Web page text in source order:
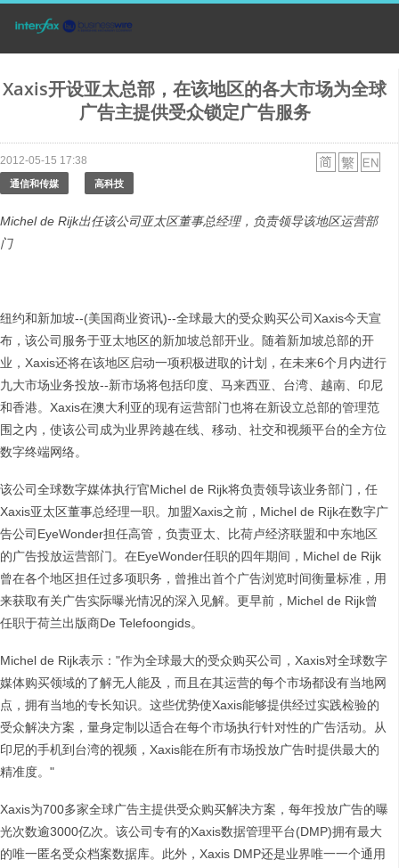
Xaxis开设亚太总部，在该地区的各大市场为全球
广告主提供受众锁定广告服务
2012-05-15 17:38
通信和传媒 高科技
Michel de Rijk出任该公司亚太区董事总经理， 负责领导该地区运营部
门
纽约和新加坡--(美国商业资讯)--全球最大的受众购买公司Xaxis今天宣
布，该公司服务于亚太地区的新加坡总部开业。随着新加坡总部的开
业，Xaxis还将在该地区启动一项积极进取的计划，在未来6个月内进行
九大市场业务投放--新市场将包括印度、马来西亚、台湾、越南、印尼
和香港。Xaxis在澳大利亚的现有运营部门也将在新设立总部的管理范
围之内，使该公司成为业界跨越在线、移动、社交和视频平台的全方位
数字终端网络。
该公司全球数字媒体执行官Michel de Rijk将负责领导该业务部门，任
Xaxis亚太区董事总经理一职。加盟Xaxis之前，Michel de Rijk在数字广
告公司EyeWonder担任高管，负责亚太、比荷卢经济联盟和中东地区
的广告投放运营部门。在EyeWonder任职的四年期间，Michel de Rijk
曾在各个地区担任过多项职务，曾推出首个广告浏览时间衡量标准，用
来获取有关广告实际曝光情况的深入见解。更早前，Michel de Rijk曾
任职于荷兰出版商De Telefoongids。
Michel de Rijk表示："作为全球最大的受众购买公司，Xaxis对全球数字
媒体购买领域的了解无人能及，而且在其运营的每个市场都设有当地网
点，拥有当地的专长知识。这些优势使Xaxis能够提供经过实践检验的
受众解决方案，量身定制以适合在每个市场执行针对性的广告活动。从
印尼的手机到台湾的视频，Xaxis能在所有市场投放广告时提供最大的
精准度。"
Xaxis为700多家全球广告主提供受众购买解决方案，每年投放广告的曝
光次数逾3000亿次。该公司专有的Xaxis数据管理平台(DMP)拥有最大
的唯一匿名受众档案数据库。此外，Xaxis DMP还是业界唯一一个通用